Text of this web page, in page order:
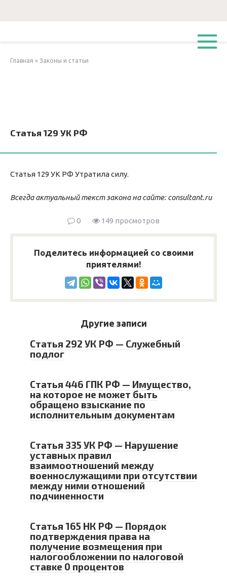
Главная » Законы и статьи
Статья 129 УК РФ
Статья 129 УК РФ Утратила силу.
Всегда актуальный текст закона на сайте:consultant.ru
0 149 просмотров
Поделитесь информацией со своими
приятелями!
Другие записи
Статья 292 УК РФ — Служебный
подлог
Статья 446 ГПК РФ — Имущество,
на которое не может быть
обращено взыскание по
исполнительным документам
Статья 335 УК РФ — Нарушение
уставных правил
взаимоотношений между
военнослужащими при отсутствии
между ними отношений
подчиненности
Статья 165 НК РФ — Порядок
подтверждения права на
получение возмещения при
налогообложении по налоговой
ставке 0 процентов